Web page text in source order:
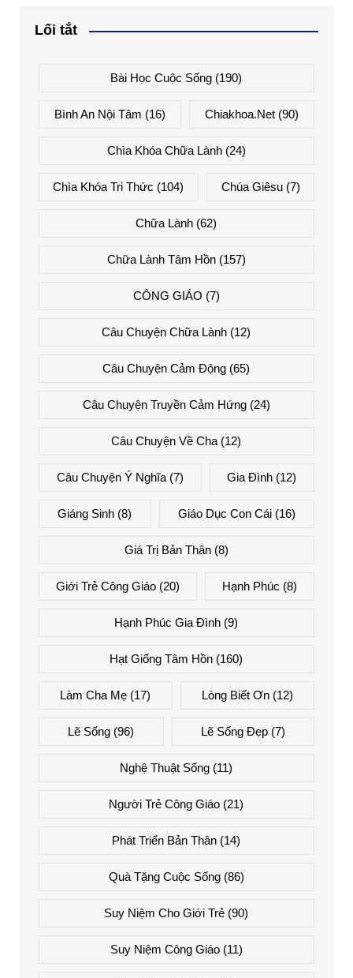
Lối tắt
Bài Học Cuộc Sống (190)
Bình An Nội Tâm (16) Chiakhoa.net (90)
Chìa Khóa Chữa Lành(24)
Chìa Khóa Tri Thức (104) Chúa Giêsu(7)
Chữa Lành (62)
Chữa Lành Tâm Hồn(157)
CÔNG GIÁO (7)
Câu Chuyện Chữa Lành (12)
Câu Chuyện Cảm Động (65)
Câu Chuyện Truyền Cảm Hứng(24)
Câu Chuyện Về Cha (12)
Câu Chuyện Ý Nghĩa(7) Gia Đình (12)
Giáng Sinh (8) Giáo Dục Con Cái(16)
Giá Trị Bản Thân(8)
Giới Trẻ Công Giáo(20) Hạnh Phúc (8)
Hạnh Phúc Gia Đình (9)
Hạt Giống Tâm Hồn (160)
Làm Cha Mẹ (17) Lòng Biết Ơn(12)
Lẽ Sống (96) Lẽ Sống Đẹp(7)
Nghệ Thuật Sống (11)
Người Trẻ Công Giáo (21)
Phát Triển Bản Thân (14)
Quà Tặng Cuộc Sống(86)
Suy Niệm Cho Giới Trẻ (90)
Suy Niệm Công Giáo(11)